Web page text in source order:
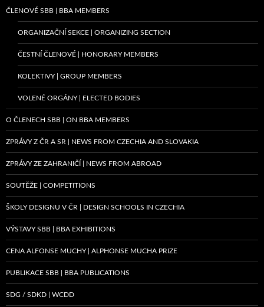
ČLENOVÉ SBB | BBA MEMBERS
ORGANIZAČNÍ SEKCE | ORGANIZING SECTION
ČESTNÍ ČLENOVÉ | HONORARY MEMBERS
KOLEKTIVY | GROUP MEMBERS
VOLENÉ ORGÁNY | ELECTED BODIES
O ČLENECH SBB | ON BBA MEMBERS
ZPRÁVY Z ČR A SR | NEWS FROM CZECHIA AND SLOVAKIA
ZPRÁVY ZE ZAHRANIČÍ | NEWS FROM ABROAD
SOUTĚŽE | COMPETITIONS
ŠKOLY DESIGNU V ČR | DESIGN SCHOOLS IN CZECHIA
VÝSTAVY SBB | BBA EXHIBITIONS
CENA ALFONSE MUCHY | ALPHONSE MUCHA PRIZE
PUBLIKACE SBB | BBA PUBLICATIONS
SDG / SDKD | WCDD